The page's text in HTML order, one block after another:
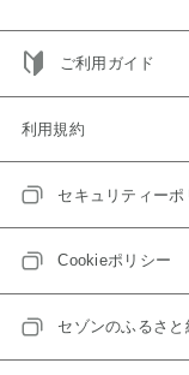
ご利用ガイド
利用規約
セキュリティーポ
Cookieポリシー
セゾンのふるさと